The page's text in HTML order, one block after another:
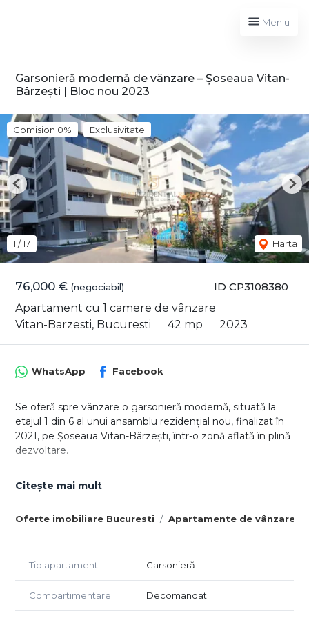
Meniu
Garsonieră modernă de vânzare – Șoseaua Vitan-
Bârzești | Bloc nou 2023
ID CP3108380
76,000 € (negociabil)
Apartament cu 1 camere de vânzare
Vitan-Barzesti, Bucuresti
42 mp 2023
Comision 0% Exclusivitate
1 /17 Harta
Previous
Oferte imobiliare Bucuresti Apartamente de vânzare
WhatsApp Facebook
Se oferă spre vânzare o garsonieră modernă, situată la
etajul 1 din 6 al unui ansamblu rezidențial nou, finalizat în
2021, pe Șoseaua Vitan-Bârzești, într-o zonă aflată în plină
dezvoltare.
un balcon generos de 11.3 mp, ideal pentru relaxare sau
pentru investiție. Beneficiază de:
- centrală termică proprie;
- compartimentare eficientă;
- finisaje moderne;
Citește mai mult
Tip apartament Garsonieră
Compartimentare Decomandat